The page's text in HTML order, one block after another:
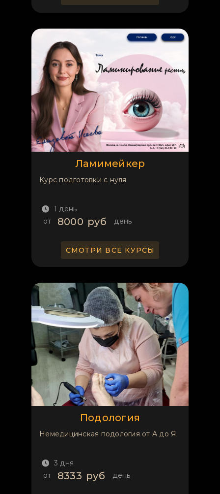
Ламимейкер
Курс подготовки с нуля
1 день
от
8000 руб день
СМОТРИ ВСЕ КУРСЫ
Подология
Немедицинская подология от А до Я
3 дня
от
8333 руб день